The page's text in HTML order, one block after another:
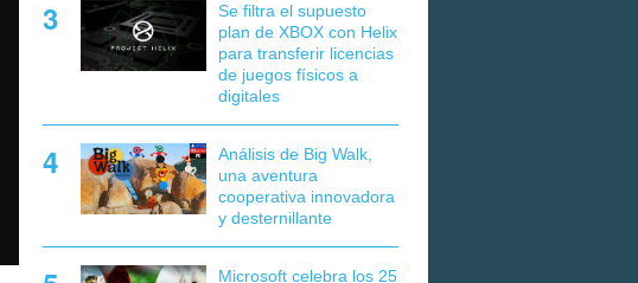
Se filtra el supuesto
plan de XBOX con Helix
para transferir licencias
de juegos físicos a
digitales
Análisis de Big Walk,
una aventura
cooperativa innovadora
y desternillante
Microsoft celebra los 25